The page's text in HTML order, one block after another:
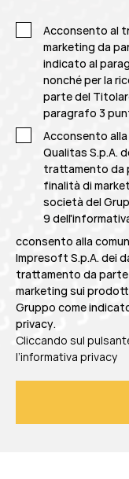
Acconsento al
marketing da
indicato al
nonché per la
parte del
paragrafo 3
Acconsento
Qualitas S.p.A.
trattamento da
finalità di
società del
9
cconsento alla
Impresoft S.p.A. dei
trattamento da
marketing sui
Gruppo come
privacy.
Cliccando sul
l’informativa privacy